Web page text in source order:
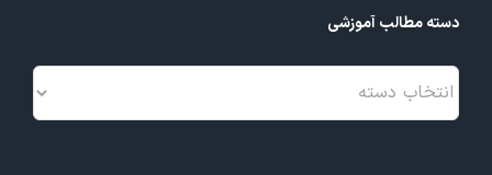
دسته مطالب آموزشی
دسته